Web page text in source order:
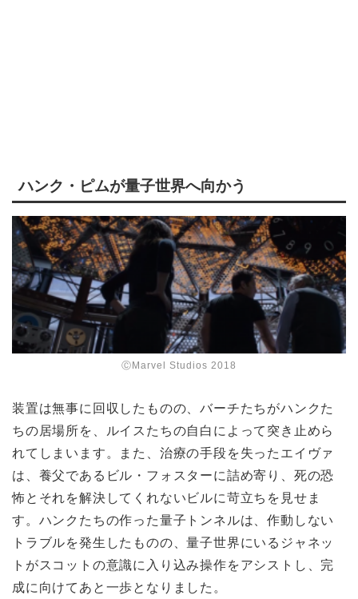
ハンク・ピムが量子世界へ向かう
ⒸMarvel Studios 2018
装置は無事に回収したものの、バーチたちがハンクた
ちの居場所を、ルイスたちの自白によって突き止めら
れてしまいます。また、治療の手段を失ったエイヴァ
は、養父であるビル・フォスターに詰め寄り、死の恐
怖とそれを解決してくれないビルに苛立ちを見せま
す。ハンクたちの作った量子トンネルは、作動しない
トラブルを発生したものの、量子世界にいるジャネッ
トがスコットの意識に入り込み操作をアシストし、完
成に向けてあと一歩となりました。